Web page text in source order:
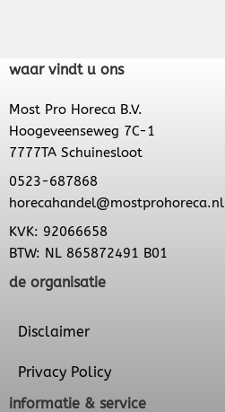
waar vindt u ons
Most Pro Horeca B.V.
Hoogeveenseweg 7C-1
7777TA Schuinesloot
0523-687868
horecahandel@mostprohoreca.nl
KVK: 92066658
BTW: NL 865872491 B01
de organisatie
Disclaimer
Privacy Policy
informatie & service